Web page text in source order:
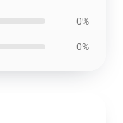
0%
0%